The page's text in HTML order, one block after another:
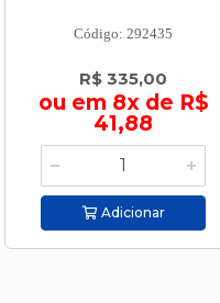
Código: 292435
R$ 335,00
ou em 8x de R$
41,88
Adicionar